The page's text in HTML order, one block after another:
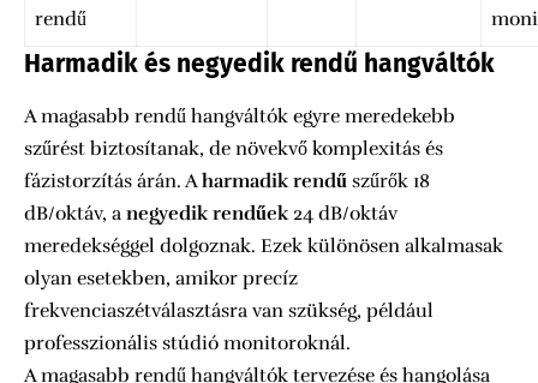
rendű
Harmadik és negyedik rendű hangváltók
A magasabb rendű hangváltók egyre meredekebb
szűrést biztosítanak, de növekvő komplexitás és
fázistorzítás árán. Aharmadik rendű szűrők 18
dB/oktáv, a negyedik rendűek24 dB/oktáv
meredekséggel dolgoznak. Ezek különösen alkalmasak
olyan esetekben, amikor precíz
frekvenciaszétválasztásra van szükség, például
professzionális stúdió monitoroknál.
A magasabb rendű hangváltók tervezése és hangolása